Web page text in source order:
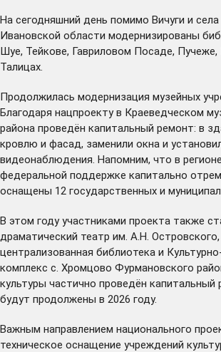
На сегодняшний день помимо Вичуги и
Ивановской области модернизированы
Шуе, Тейкове, Гавриловом Посаде,
Талицах.
Продолжилась модернизация музейных
Благодаря нацпроекту в Краеведческом
района проведён капитальный ремонт: в
кровлю и фасад, заменили окна и
видеонаблюдения. Напомним, что в
федеральной поддержке капитально
оснащены 12 государственных и
В этом году участниками проекта также
драматический театр им. А.Н.
централизованная библиотека и
комплекс с. Хромцово Фурмановского
культуры частично проведён
будут продолжены в 2026 году.
Важным направлением национального
техническое оснащение учреждений